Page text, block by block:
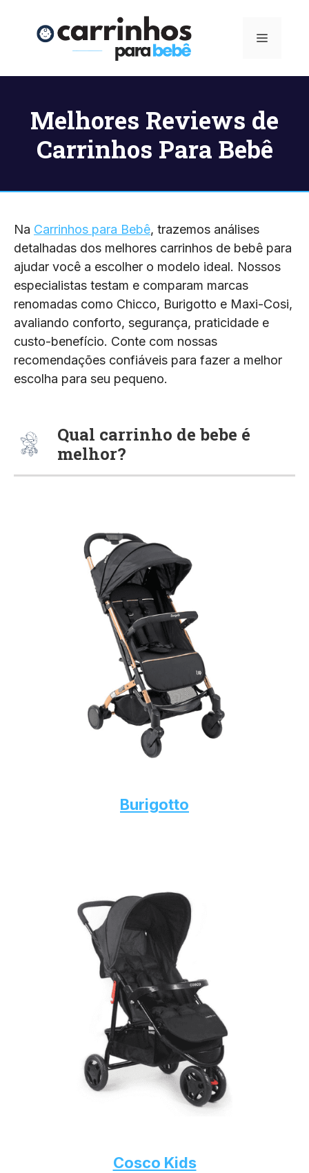
Menu
Melhores Reviews de
Carrinhos Para Bebê
Na Carrinhos para Bebê, trazemos análises
detalhadas dos melhores carrinhos de bebê para
ajudar você a escolher o modelo ideal. Nossos
especialistas testam e comparam marcas
renomadas como Chicco, Burigotto e Maxi-Cosi,
avaliando conforto, segurança, praticidade e
custo-benefício. Conte com nossas
recomendações confiáveis para fazer a melhor
escolha para seu pequeno.
Qual carrinho de bebe é
melhor?
Burigotto
Cosco Kids